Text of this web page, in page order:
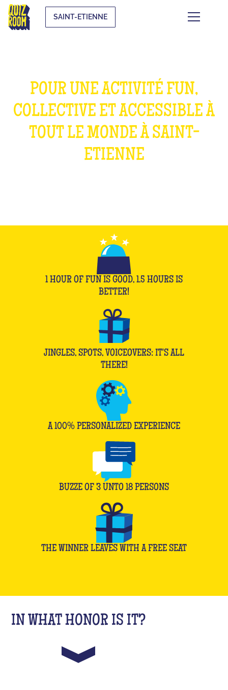
SAINT-ETIENNE
POUR UNE ACTIVITÉ FUN,
COLLECTIVE ET ACCESSIBLE À
TOUT LE MONDE À SAINT-
ETIENNE
1 HOUR OF FUN IS GOOD, 1.5 HOURS IS
BETTER!
JINGLES, SPOTS, VOICEOVERS: IT'S ALL
THERE!
A 100% PERSONALIZED EXPERIENCE
BUZZE OF 3 UNTO 18 PERSONS
THE WINNER LEAVES WITH A FREE SEAT
IN WHAT HONOR IS IT?